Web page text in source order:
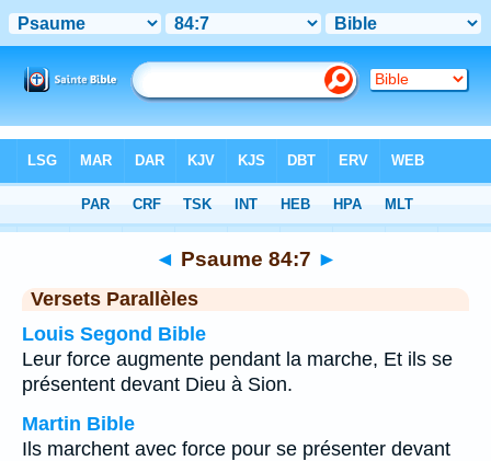
Chapitre 84> Verset 7
◄ Psaume 84:7 ►
Versets Parallèles
Louis Segond Bible
Leur force augmente pendant la marche, Et ils se
présentent devant Dieu à Sion.
Martin Bible
Ils marchent avec force pour se présenter devant